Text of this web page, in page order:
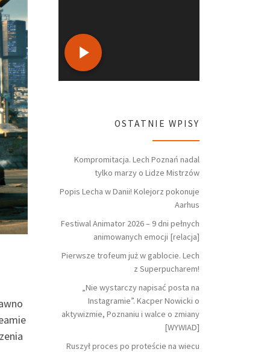
OSTATNIE WPISY
Kompromitacja. Lech Poznań nadal
tylko marzy o Lidze Mistrzów
Popis Lecha w Danii! Kolejorz pokonuje
Aarhus
Festiwal Animator 2026 – 9 dni pełnych
animowanych emocji [relacja]
Pierwsze trofeum już w gablocie. Lech
z Superpucharem!
„Nie wystarczy napisać posta na
Instagramie”. Kacper Nowicki o
aktywizmie, Poznaniu i walce o zmiany
[WYWIAD]
Ruszył proces po proteście na wiecu